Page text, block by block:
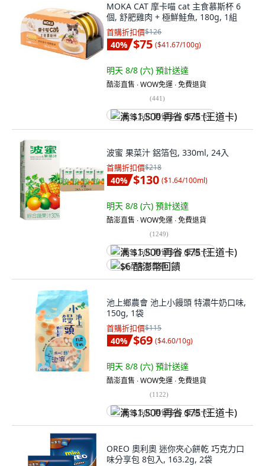
MOKA CAT 摩卡喵 cat 主食慕斯杯 6
個, 舒肥雞肉 + 極鮮鮭魚, 180g, 1組
首購折扣價$126
40% $75 ($41.67/100g)
明天 8/8 (六) 預計送達
酷澎直售 ∙ WOW免運 ∙ 免費退貨
(441)
满 $1,500 再省 $75 (王道卡)
波蜜 果菜汁 鋁箔包, 330ml, 24入
首購折扣價$218
40% $130 ($1.64/100ml)
明天 8/8 (六) 預計送達
酷澎直售 ∙ WOW免運 ∙ 免費退貨
(1249)
满 $1,500 再省 $75 (王道卡)
$6 酷澎幣回饋
池上鄉農會 池上小饅頭 特濃牛奶口味,
150g, 1袋
首購折扣價$115
40% $69 ($4.60/10g)
明天 8/8 (六) 預計送達
酷澎直售 ∙ WOW免運 ∙ 免費退貨
(1122)
满 $1,500 再省 $75 (王道卡)
OREO 奧利奧 迷你夾心餅乾 巧克力口
味分享包 8包入, 163.2g, 2袋